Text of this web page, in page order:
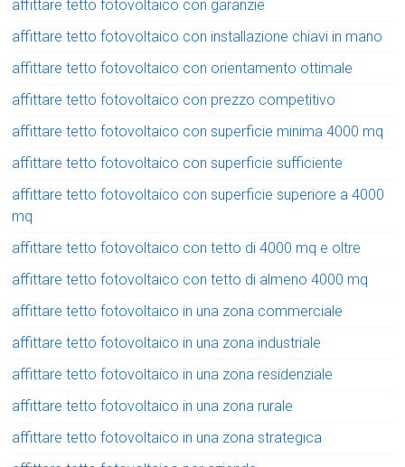
affittare tetto fotovoltaico con garanzie
affittare tetto fotovoltaico con installazione chiavi in mano
affittare tetto fotovoltaico con orientamento ottimale
affittare tetto fotovoltaico con prezzo competitivo
affittare tetto fotovoltaico con superficie minima 4000 mq
affittare tetto fotovoltaico con superficie sufficiente
affittare tetto fotovoltaico con superficie superiore a 4000
mq
affittare tetto fotovoltaico con tetto di 4000 mq e oltre
affittare tetto fotovoltaico con tetto di almeno 4000 mq
affittare tetto fotovoltaico in una zona commerciale
affittare tetto fotovoltaico in una zona industriale
affittare tetto fotovoltaico in una zona residenziale
affittare tetto fotovoltaico in una zona rurale
affittare tetto fotovoltaico in una zona strategica